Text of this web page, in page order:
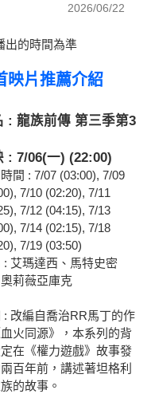
2026/06/22
出的時間為準
映片推薦介紹
: 龍族前傳 第三季第3
: 7/06(一) (22:00)
間 : 7/07 (03:00), 7/09
7/10 (02:20), 7/11
7/12 (04:15), 7/13
7/14 (02:15), 7/18
7/19 (03:50)
: 艾瑪達西、馬特史密
莉薇亞庫克
: 改編自喬治RR馬丁的作
火同源》，本系列的背
在《權力遊戲》故事發
百年前，講述著坦格利
的故事。